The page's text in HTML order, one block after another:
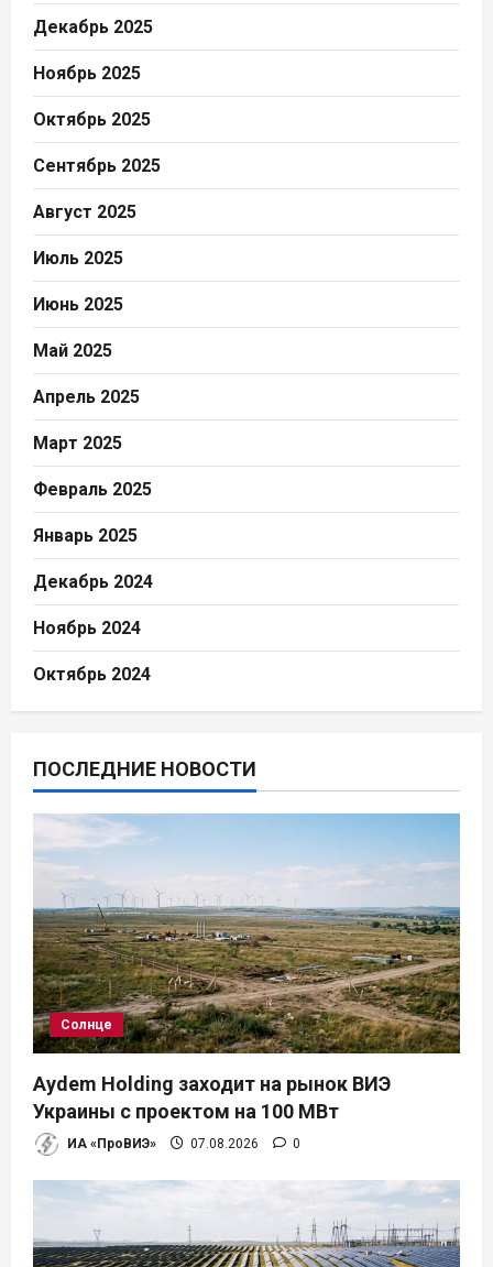
Декабрь 2025
Ноябрь 2025
Октябрь 2025
Сентябрь 2025
Август 2025
Июль 2025
Июнь 2025
Май 2025
Апрель 2025
Март 2025
Февраль 2025
Январь 2025
Декабрь 2024
Ноябрь 2024
Октябрь 2024
ПОСЛЕДНИЕ НОВОСТИ
Солнце
Aydem Holding заходит на рынок ВИЭ
Украины с проектом на 100 МВт
ИА «ПроВИЭ» 07.08.2026 0